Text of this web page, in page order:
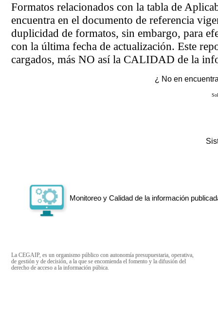
Formatos relacionados con la tabla de
encuentra en el documento de referencia
duplicidad de formatos, sin embargo, para
con la última fecha de actualización. Este
cargados, más NO así la CALIDAD de la
¿ No en
Monitoreo y Calidad de la información
La CEGAIP, es un organismo público con autonomía presupuestaria, operativa,
de gestión y de decisión, a la que se encomienda el fomento y la difusión del
derecho de acceso a la información púbica.